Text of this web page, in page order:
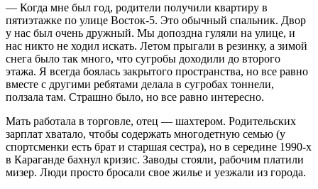
— Когда мне был год, родители получили квартиру в
пятиэтажке по улице Восток-5. Это обычный спальник. Двор
у нас был очень дружный. Мы допоздна гуляли на улице, и
нас никто не ходил искать. Летом прыгали в резинку, а зимой
снега было так много, что сугробы доходили до второго
этажа. Я всегда боялась закрытого пространства, но все равно
вместе с другими ребятами делала в сугробах тоннели,
ползала там. Страшно было, но все равно интересно.
Мать работала в торговле, отец — шахтером. Родительских
зарплат хватало, чтобы содержать многодетную семью (у
спортсменки есть брат и старшая сестра), но в середине 1990-х
в Караганде бахнул кризис. Заводы стояли, рабочим платили
мизер. Люди просто бросали свое жилье и уезжали из города.